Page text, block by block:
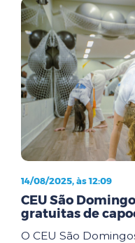
14/08/2025, às 12:09
CEU São
gratuitas de
O CEU São